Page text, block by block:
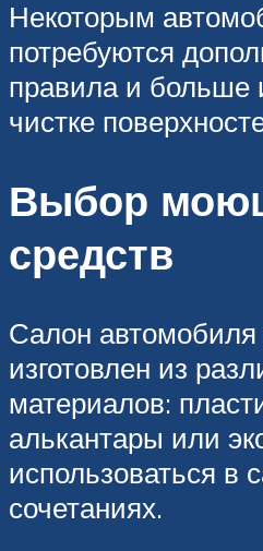
Некоторым
потребуются
правила и
чистке
Выбор
средств
Салон
изготовлен из
материалов:
алькантары или
использоваться в
сочетаниях.